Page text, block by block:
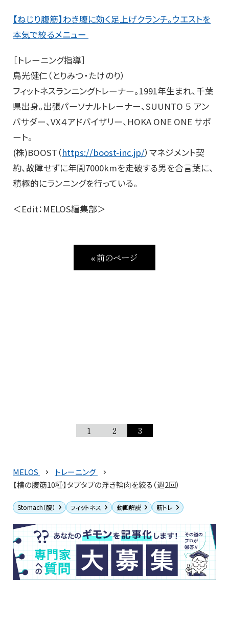
【ねじり腹筋】わき腹に効く足上げクランチ。ウエストを
本気で絞るメニュー
［トレーニング指導］
鳥光健仁（とりみつ・たけのり）
フィットネスランニングトレーナー。1991年生まれ、千葉
県出身。出張パーソナルトレーナー、SUUNTO ５ アン
バサダー、VX４アドバイザリー、HOKA ONE ONE サポ
ート。
(株)BOOST（https://boost-inc.jp/）マネジメント契
約、故障せずに年間7000kmを走破する男を合言葉に、
積極的にランニングを行っている。
＜Edit：MELOS編集部＞
« 前のページ
1 2 3
MELOS
トレーニング
【横の腹筋10種】タプタプの浮き輪肉を絞る（週2回）
Stomach（腹） フィットネス 動画解説 筋トレ